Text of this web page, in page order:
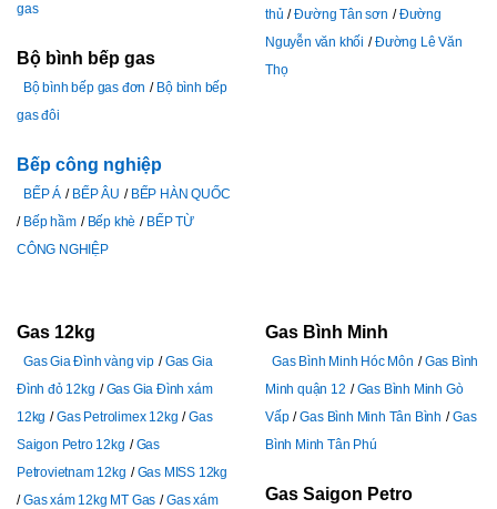
gas
Bộ bình bếp gas
Bộ bình bếp gas đơn
Bộ bình bếp
gas đôi
Bếp công nghiệp
BẾP Á BẾP ÂU
BẾP HÀN QUỐC
Bếp hầm
Bếp khè
BẾP TỪ
CÔNG NGHIỆP
thủ
Đường Tân sơn
Đường
Nguyễn văn khối
Đường Lê Văn
Thọ
Gas 12kg
Gas Gia Đình vàng vip
Gas Gia
Đình đỏ 12kg
Gas Gia Đình xám
12kg
Gas Petrolimex 12kg
Gas
Saigon Petro 12kg
Gas
Petrovietnam 12kg
Gas MISS 12kg
Gas xám 12kg MT Gas
Gas xám
Gas Bình Minh
Gas Bình Minh Hóc Môn
Gas Bình
Minh quận 12
Gas Bình Minh Gò
Vấp
Gas Bình Minh Tân Bình
Gas
Bình Minh Tân Phú
Gas Saigon Petro